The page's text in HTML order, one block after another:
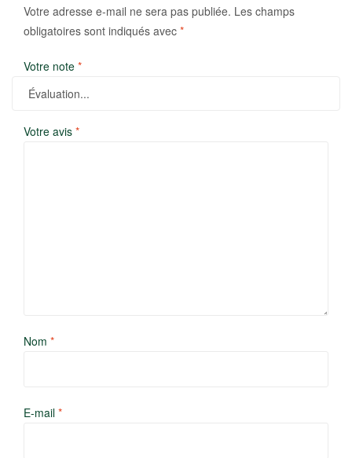
Votre adresse e-mail ne sera pas publiée. Les champs
obligatoires sont indiqués avec *
Votre note *
Votre avis *
Nom *
E-mail *